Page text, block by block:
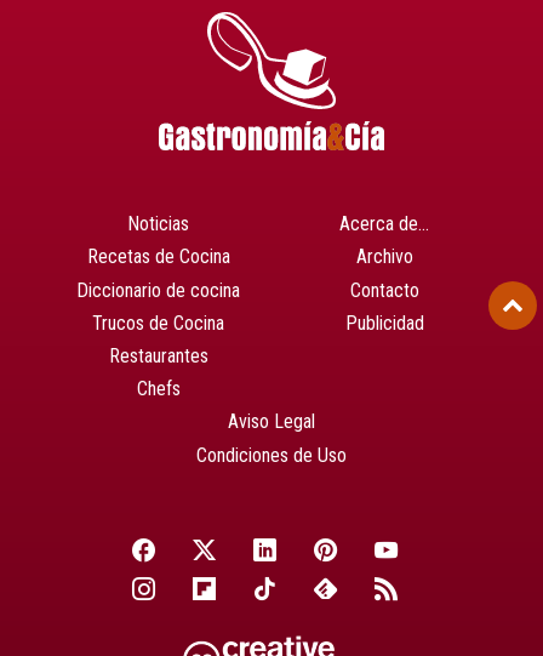
Noticias
Recetas de Cocina
Diccionario de cocina
Trucos de Cocina
Restaurantes
Chefs
Acerca de…
Archivo
Contacto
Publicidad
Aviso Legal
Condiciones de Uso